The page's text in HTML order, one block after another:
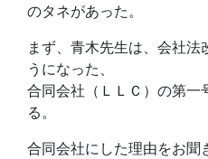
のタネがあった。
まず、青木先生は、会社法
うになった、
合同会社（ＬＬＣ）の第一
る。
合同会社にした理由をお聞